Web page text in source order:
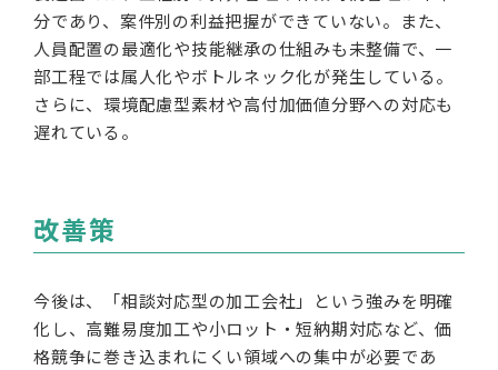
分であり、案件別の利益把握ができていない。また、
人員配置の最適化や技能継承の仕組みも未整備で、一
部工程では属人化やボトルネック化が発生している。
さらに、環境配慮型素材や高付加価値分野への対応も
遅れている。
改善策
今後は、「相談対応型の加工会社」という強みを明確
化し、高難易度加工や小ロット・短納期対応など、価
格競争に巻き込まれにくい領域への集中が必要であ